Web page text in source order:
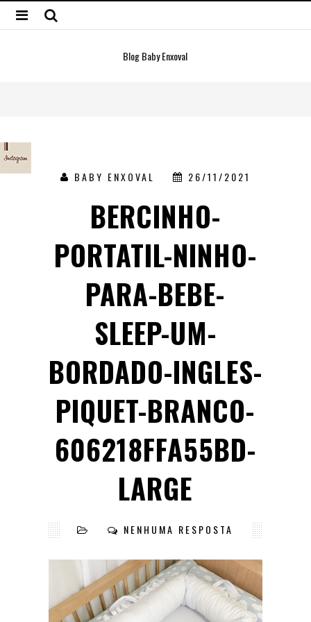
Blog Baby Enxoval
BABY ENXOVAL 26/11/2021
BERCINHO-
PORTATIL-NINHO-
PARA-BEBE-
SLEEP-UM-
BORDADO-INGLES-
PIQUET-BRANCO-
606218FFA55BD-
LARGE
NENHUMA RESPOSTA